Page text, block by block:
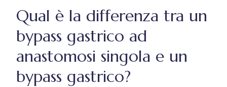
Qual è la differenza tra un
bypass gastrico ad
anastomosi singola e un
bypass gastrico?